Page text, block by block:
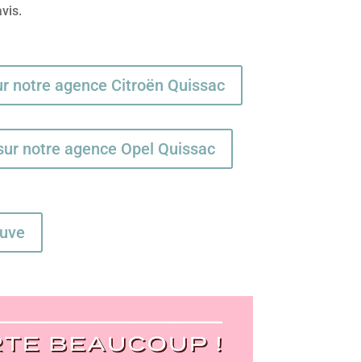
notre agence Citroën Quissac
notre agence Opel Quissac